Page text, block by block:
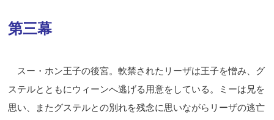
第三幕
スー・ホン王子の後宮。軟禁されたリーザは王子を憎み、グ
ステルとともにウィーンへ逃げる用意をしている。ミーは兄を
思い、またグステルとの別れを残念に思いながらリーザの逃亡